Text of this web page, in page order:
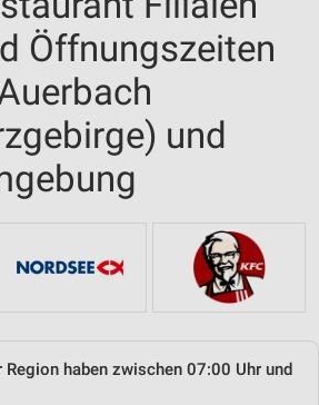
Öffnungszeiten
und
Region haben zwischen 07:00 Uhr und